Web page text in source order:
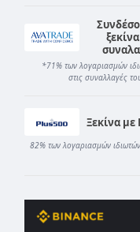
ξεκίνα
*71% των λογαριασμών
στις συναλλαγές
Ξεκίνα με
82% των λογαριασμών